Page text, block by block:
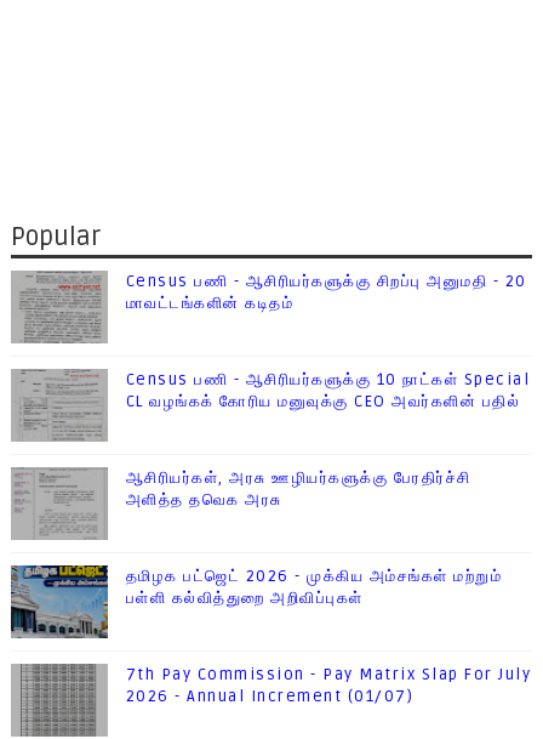
Popular
Census பணி - ஆசிரியர்களுக்கு சிறப்பு அனுமதி - 20
மாவட்டங்களின் கடிதம்
Census பணி - ஆசிரியர்களுக்கு 10 நாட்கள் Special
CL வழங்கக் கோரிய மனுவுக்கு CEO அவர்களின் பதில்
ஆசிரியர்கள், அரசு ஊழியர்களுக்கு பேரதிர்ச்சி
அளித்த தவெக அரசு
தமிழக பட்ஜெட் 2026 - முக்கிய அம்சங்கள் மற்றும்
பள்ளி கல்வித்துறை அறிவிப்புகள்
7th Pay Commission - Pay Matrix Slap For July
2026 - Annual Increment (01/07)